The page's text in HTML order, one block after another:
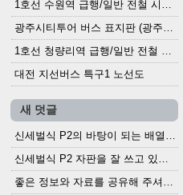
1호선 수원역 급행/일반 전철 시간표 (2025.12.30~)
광주시티투어 버스 표지판 (광주역 정류장) (2024?)
1호선 청량리역 급행/일반 전철 시간표 · 노선도 (2025.12.30~)
대전 지선버스 특구1 노선도
새 덧글
신세벌식 P2의 바탕이 되는 배열이나 주요 기능...
신세벌식 P2 자판을 잘 쓰고 있습니다. 쓰기 편리...
좋은 정보와 자료를 공유해 주셔서 고맙습니다....